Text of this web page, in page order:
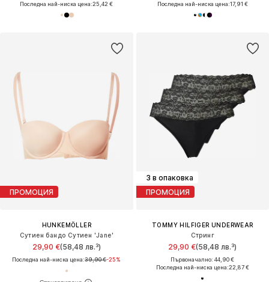
Последна най-ниска цена:25,42 €
Последна най-ниска цена:17,91 €
ПРОМОЦИЯ
HUNKEMÖLLER
Сутиен бандо Сутиен 'Jane'
29,90 €(58,48 лв.³)
Последна най-ниска цена:39,90 €-25%
3 в опаковка
ПРОМОЦИЯ
TOMMY HILFIGER UNDERWEAR
Стринг
29,90 €(58,48 лв.³)
Първоначално: 44,90 €
Последна най-ниска цена:22,87 €